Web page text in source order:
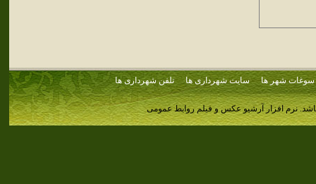
سوغات شهر ها سایت شهرداری ها تلفن شهرداری ها
نرم افزار آرشیو عکس و فیلم روابط عمومی